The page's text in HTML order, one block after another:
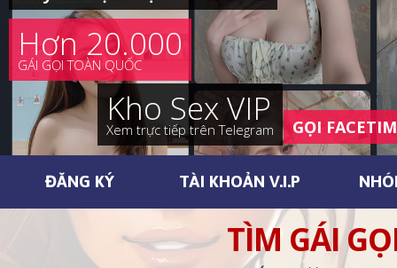
Hơn 20.000
GÁI GỌI TOÀN QUỐC
Kho Sex VIP
Xem trực tiếp trên Telegram GỌI
ĐĂNG KÝ TÀI KHOẢN V.I.P
TÌM GÁI